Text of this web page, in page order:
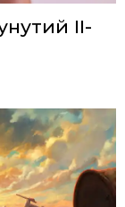
ІІ-